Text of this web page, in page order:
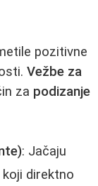
pozitivne
Vežbe za
za podizanje
: Jačaju
koji direktno